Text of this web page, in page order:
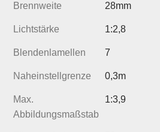
Brennweite 28mm
Lichtstärke 1:2,8
Blendenlamellen 7
Naheinstellgrenze 0,3m
Max.
Abbildungsmaßstab
1:3,9